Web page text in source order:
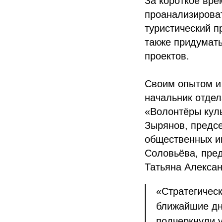
туристический
также
проектов.
Своим опытом и
начальник
«Волонтёры
Зырянов,
общественных
Соловьёва,
Татьяна
ближайшие